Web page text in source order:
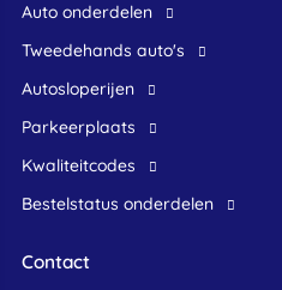
Auto onderdelen
Tweedehands auto's
Autosloperijen
Parkeerplaats
Kwaliteitcodes
Bestelstatus onderdelen
Contact